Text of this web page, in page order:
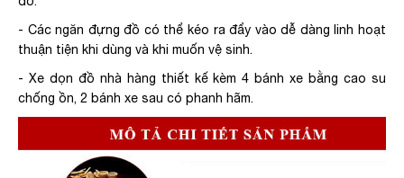
- Các ngăn đựng đồ có thể kéo ra đẩy vào dễ dàng linh hoạt
thuận tiện khi dùng và khi muốn vệ sinh.
- Xe dọn đồ nhà hàng thiết kế kèm 4 bánh xe bằng cao su
chống ồn, 2 bánh xe sau có phanh hãm.